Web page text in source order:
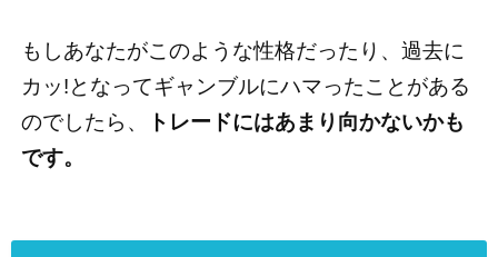
もしあなたがこのような性格だったり、過去に
カッ!となってギャンブルにハマったことがある
のでしたら、
トレードにはあまり向かないかも
です。